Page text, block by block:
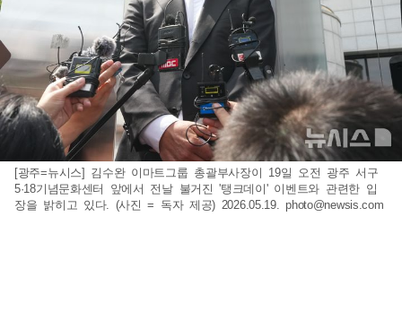
[광주=뉴시스] 김수완 이마트그룹 총괄부사장이 19일 오전 광주 서구
5·18기념문화센터 앞에서 전날 불거진 '탱크데이' 이벤트와 관련한 입
장을 밝히고 있다. (사진 = 독자 제공) 2026.05.19.photo@newsis.com